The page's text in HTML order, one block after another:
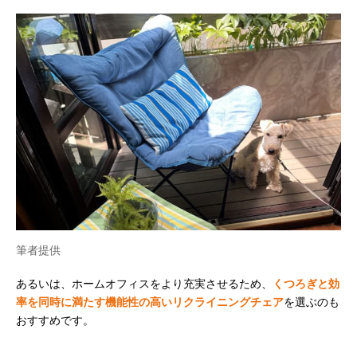
筆者提供
あるいは、ホームオフィスをより充実させるため、
くつろぎと効
率を同時に満たす機能性の高いリクライニングチェアを選ぶのも
おすすめです。